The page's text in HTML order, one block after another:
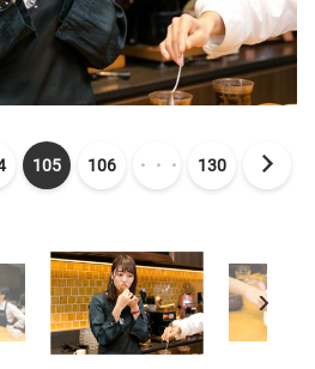
105 106 ・・・ 130